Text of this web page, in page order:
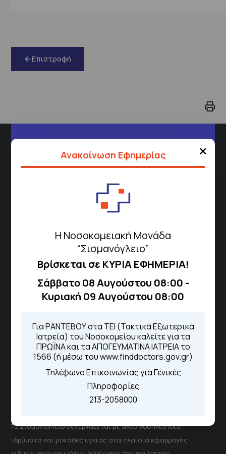
×
Ανακοίνωση Εφημερίας
Η Νοσοκομειακή Μονάδα
“Σισμανόγλειο”
Βρίσκεται σε ΚΥΡΙΑ ΕΦΗΜΕΡΙΑ!
Σάββατο 08 Αυγούστου 08:00 -
Κυριακή 09 Αυγούστου 08:00
Για ΡΑΝΤΕΒΟΥ στα ΤΕΙ (Τακτικά Εξωτερικά
Ιατρεία) του Νοσοκομείου καλείτε για τα
ΠΡΩΪΝΑ και τα ΑΠΟΓΕΥΜΑΤΙΝΑ ΙΑΤΡΕΙΑ το
1566 (ή μέσω του www.finddoctors.gov.gr)
Τηλέφωνο Επικοινωνίας για Γενικές
Πληροφορίες
213-2058000
Επιστροφή
Σισμανόγλειου 1,
Μαρούσι 151 26,
Περιοχής
Πως να έρθετε με ΜΜΜ
Τηλέφωνα για Ραντεβού
Για τα πρωινά και τα απογευματινά
ιατρεία:
Καλώντας στην φωνητική πύλη του
1566
Μέσω της εφαρμογής "MyHealth
App"
ΓΝΑ Νοσοκομείο Σισμανόγλειο - Αμαλία Φλέμιγκ
Το Σισμανόγλειο συνεργάζεται με άλλα νοσηλευτικά
ιδρύματα και μονάδες υγείας στα πλαίσια εφαρμογής